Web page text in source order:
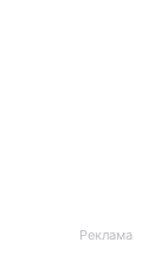
Реклама